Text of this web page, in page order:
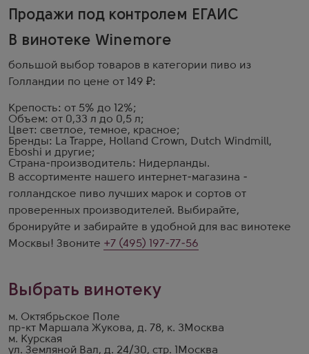
Продажи под контролем ЕГАИС
В винотеке Winemore
большой выбор товаров в категории пиво из
Голландии по цене от 149 ₽:
Крепость: от 5% до 12%;
Объем: от 0,33 л до 0,5 л;
Цвет: светлое, темное, красное;
Бренды: La Trappe, Holland Crown, Dutch Windmill,
Eboshi и другие;
Страна-производитель: Нидерланды.
В ассортименте нашего интернет-магазина -
голландское пиво лучших марок и сортов от
проверенных производителей. Выбирайте,
бронируйте и забирайте в удобной для вас винотеке
Москвы! Звоните +7 (495) 197-77-56
Выбрать винотеку
м. Октябрьское Поле
пр-кт Маршала Жукова, д. 78, к. 3 Москва
м. Курская
ул. Земляной Вал, д. 24/30, стр. 1
Москва